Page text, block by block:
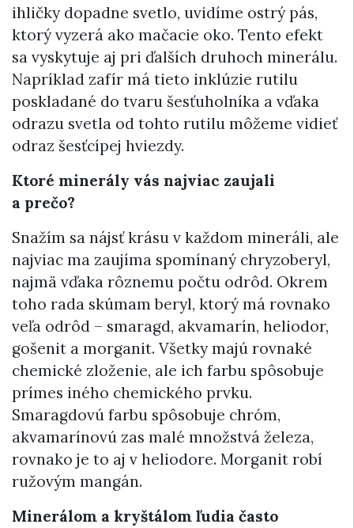
ihličky dopadne svetlo, uvidíme ostrý pás,
ktorý vyzerá ako mačacie oko. Tento efekt
sa vyskytuje aj pri ďalších druhoch minerálu.
Napríklad zafír má tieto inklúzie rutilu
poskladané do tvaru šesťuholníka a vďaka
odrazu svetla od tohto rutilu môžeme vidieť
odraz šesťcípej hviezdy.
Ktoré minerály vás najviac zaujali
a prečo?
Snažím sa nájsť krásu v každom mineráli, ale
najviac ma zaujíma spomínaný chryzoberyl,
najmä vďaka rôznemu počtu odrôd. Okrem
toho rada skúmam beryl, ktorý má rovnako
veľa odrôd – smaragd, akvamarín, heliodor,
gošenit a morganit. Všetky majú rovnaké
chemické zloženie, ale ich farbu spôsobuje
prímes iného chemického prvku.
Smaragdovú farbu spôsobuje chróm,
akvamarínovú zas malé množstvá železa,
rovnako je to aj v heliodore. Morganit robí
ružovým mangán.
Minerálom a kryštálom ľudia často